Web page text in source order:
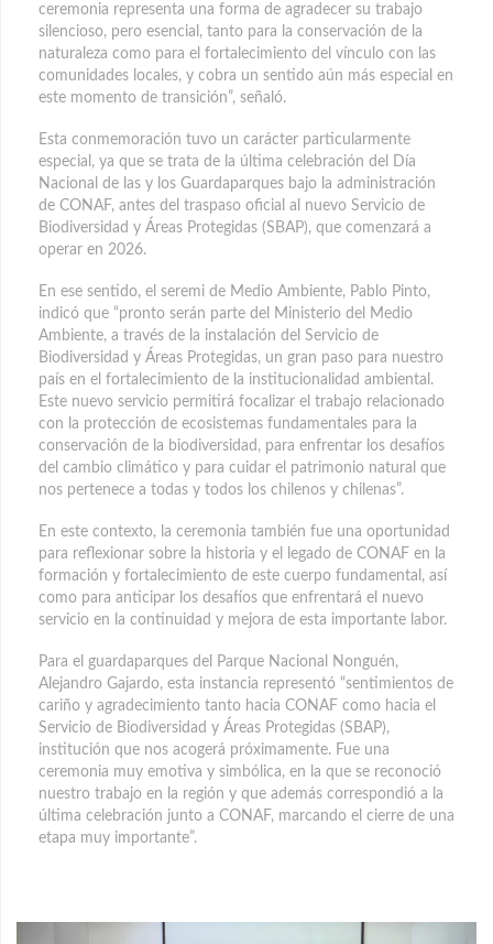
ceremonia representa una forma de agradecer su trabajo
silencioso, pero esencial, tanto para la conservación de la
naturaleza como para el fortalecimiento del vínculo con las
comunidades locales, y cobra un sentido aún más especial en
este momento de transición”, señaló.
Esta conmemoración tuvo un carácter particularmente
especial, ya que se trata de la última celebración del Día
Nacional de las y los Guardaparques bajo la administración
de CONAF, antes del traspaso oficial al nuevo Servicio de
Biodiversidad y Áreas Protegidas (SBAP), que comenzará a
operar en 2026.
En ese sentido, el seremi de Medio Ambiente, Pablo Pinto,
indicó que “pronto serán parte del Ministerio del Medio
Ambiente, a través de la instalación del Servicio de
Biodiversidad y Áreas Protegidas, un gran paso para nuestro
país en el fortalecimiento de la institucionalidad ambiental.
Este nuevo servicio permitirá focalizar el trabajo relacionado
con la protección de ecosistemas fundamentales para la
conservación de la biodiversidad, para enfrentar los desafíos
del cambio climático y para cuidar el patrimonio natural que
nos pertenece a todas y todos los chilenos y chilenas”.
En este contexto, la ceremonia también fue una oportunidad
para reflexionar sobre la historia y el legado de CONAF en la
formación y fortalecimiento de este cuerpo fundamental, así
como para anticipar los desafíos que enfrentará el nuevo
servicio en la continuidad y mejora de esta importante labor.
Para el guardaparques del Parque Nacional Nonguén,
Alejandro Gajardo, esta instancia representó “sentimientos de
cariño y agradecimiento tanto hacia CONAF como hacia el
Servicio de Biodiversidad y Áreas Protegidas (SBAP),
institución que nos acogerá próximamente. Fue una
ceremonia muy emotiva y simbólica, en la que se reconoció
nuestro trabajo en la región y que además correspondió a la
última celebración junto a CONAF, marcando el cierre de una
etapa muy importante”.